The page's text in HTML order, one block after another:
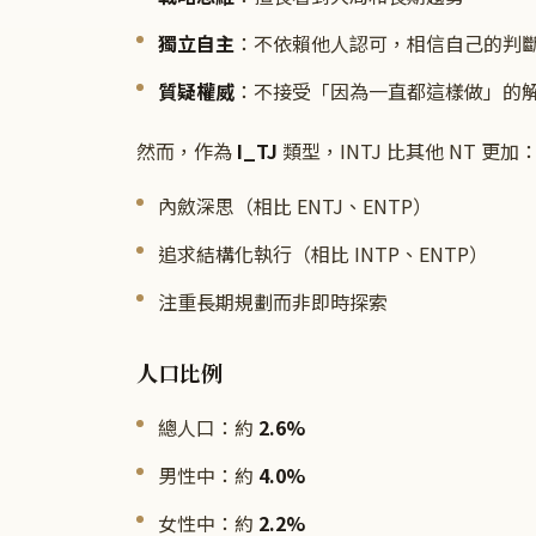
獨立自主 ：不依賴他人認可，相信自己的判
質疑權威 ：不接受「因為一直都這樣做」的
然而，作為 I_TJ 類型，INTJ 比其他 NT 更加：
內斂深思（相比 ENTJ、ENTP）
追求結構化執行（相比 INTP、ENTP）
注重長期規劃而非即時探索
人口比例
總人口：約 2.6%
男性中：約 4.0%
女性中：約 2.2%